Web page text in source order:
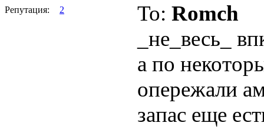
Репутация: 2 To: Romch
_не_весь_
а по
опережали
запас еще